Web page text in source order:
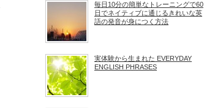
毎日10分の簡単なトレーニングで60
日でネイティブに通じるきれいな英
語の発音が身につく方法
実体験から生まれた EVERYDAY
ENGLISH PHRASES